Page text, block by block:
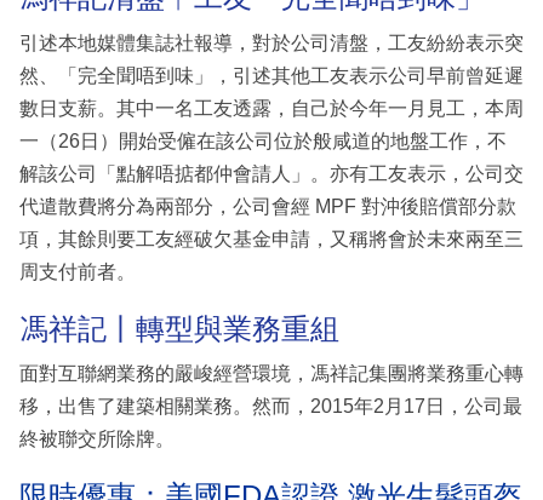
引述本地媒體集誌社報導，對於公司清盤，工友紛紛表示突
然、「完全聞唔到味」，引述其他工友表示公司早前曾延遲
數日支薪。其中一名工友透露，自己於今年一月見工，本周
一（26日）開始受僱在該公司位於般咸道的地盤工作，不
解該公司「點解唔掂都仲會請人」。亦有工友表示，公司交
代遣散費將分為兩部分，公司會經 MPF 對沖後賠償部分款
項，其餘則要工友經破欠基金申請，又稱將會於未來兩至三
周支付前者。
馮祥記丨轉型與業務重組
面對互聯網業務的嚴峻經營環境，馮祥記集團將業務重心轉
移，出售了建築相關業務。然而，2015年2月17日，公司最
終被聯交所除牌。